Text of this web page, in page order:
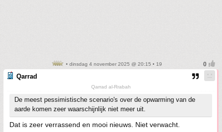
• dinsdag 4 november 2025 @ 20:15 • 19
Qarrad
Qarrad al-Rrabah
De meest pessimistische scenario's over de opwarming van de
aarde komen zeer waarschijnlijk niet meer uit.
Dat is zeer verrassend en mooi nieuws. Niet verwacht.